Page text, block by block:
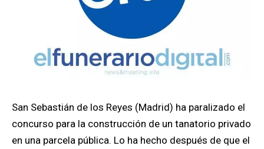
San Sebastián de los Reyes (Madrid) ha paralizado el
concurso para la construcción de un tanatorio privado
en una parcela pública. Lo ha hecho después de que el